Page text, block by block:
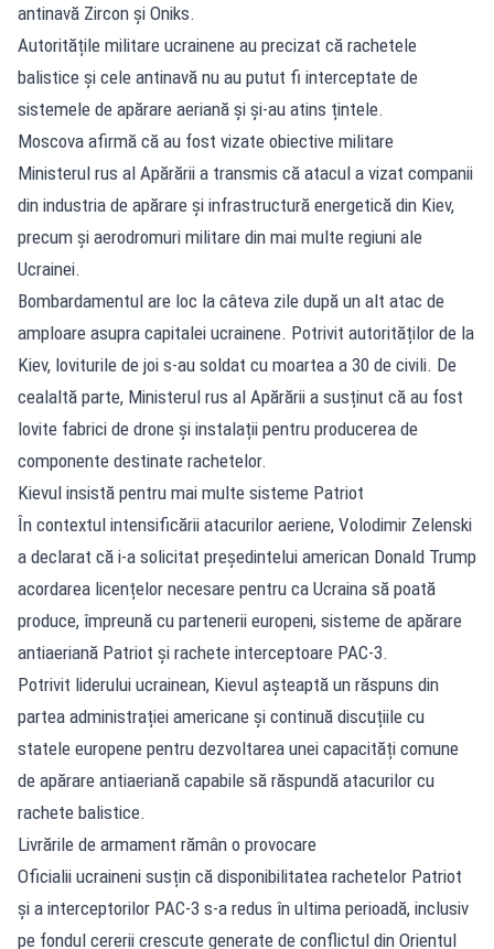
antinavă Zircon și Oniks.
Autoritățile militare ucrainene au precizat că rachetele
balistice și cele antinavă nu au putut fi interceptate de
sistemele de apărare aeriană și și-au atins țintele.
Moscova afirmă că au fost vizate obiective militare
Ministerul rus al Apărării a transmis că atacul a vizat companii
din industria de apărare și infrastructură energetică din Kiev,
precum și aerodromuri militare din mai multe regiuni ale
Ucrainei.
Bombardamentul are loc la câteva zile după un alt atac de
amploare asupra capitalei ucrainene. Potrivit autorităților de la
Kiev, loviturile de joi s-au soldat cu moartea a 30 de civili. De
cealaltă parte, Ministerul rus al Apărării a susținut că au fost
lovite fabrici de drone și instalații pentru producerea de
componente destinate rachetelor.
Kievul insistă pentru mai multe sisteme Patriot
În contextul intensificării atacurilor aeriene, Volodimir Zelenski
a declarat că i-a solicitat președintelui american Donald Trump
acordarea licențelor necesare pentru ca Ucraina să poată
produce, împreună cu partenerii europeni, sisteme de apărare
antiaeriană Patriot și rachete interceptoare PAC-3.
Potrivit liderului ucrainean, Kievul așteaptă un răspuns din
partea administrației americane și continuă discuțiile cu
statele europene pentru dezvoltarea unei capacități comune
de apărare antiaeriană capabile să răspundă atacurilor cu
rachete balistice.
Livrările de armament rămân o provocare
Oficialii ucraineni susțin că disponibilitatea rachetelor Patriot
și a interceptorilor PAC-3 s-a redus în ultima perioadă, inclusiv
pe fondul cererii crescute generate de conflictul din Orientul